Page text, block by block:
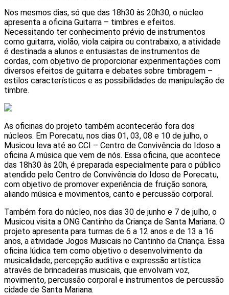
Nos mesmos dias, só que das 18h30 às 20h30, o núcleo
apresenta a oficina Guitarra – timbres e efeitos.
Necessitando ter conhecimento prévio de instrumentos
como guitarra, violão, viola caipira ou contrabaixo, a atividade
é destinada a alunos e entusiastas de instrumentos de
cordas, com objetivo de proporcionar experimentações com
diversos efeitos de guitarra e debates sobre timbragem –
estilos característicos e as possibilidades de manipulação de
timbre.
As oficinas do projeto também acontecerão fora dos
núcleos. Em Porecatu, nos dias 01, 03, 08 e 10 de julho, o
Musicou leva até ao CCI – Centro de Convivência do Idoso a
oficina A música que vem de nós. Essa oficina, que acontece
das 18h30 às 20h, é preparada especialmente para o público
atendido pelo Centro de Convivência do Idoso de Porecatu,
com objetivo de promover experiência de fruição sonora,
aliando música e movimentos, canto e percussão corporal.
Também fora do núcleo, nos dias 30 de junho e 7 de julho, o
Musicou visita a ONG Cantinho da Criança de Santa Mariana. O
projeto apresenta para turmas de 6 a 12 anos e de 13 a 16
anos, a atividade Jogos Musicais no Cantinho da Criança. Essa
oficina lúdica tem como objetivo o desenvolvimento da
musicalidade, percepção auditiva e expressão artística
através de brincadeiras musicais, que envolvam voz,
movimento, percussão corporal e instrumentos de percussão
cidade de Santa Mariana.